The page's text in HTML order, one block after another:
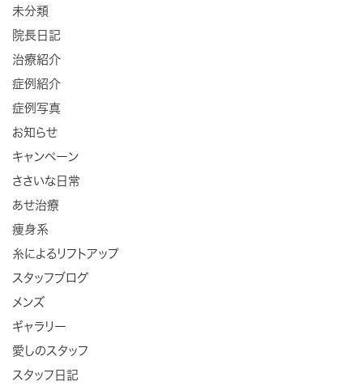
未分類
院長日記
治療紹介
症例紹介
症例写真
お知らせ
キャンペーン
ささいな日常
あせ治療
痩身系
糸によるリフトアップ
スタッフブログ
メンズ
ギャラリー
愛しのスタッフ
スタッフ日記